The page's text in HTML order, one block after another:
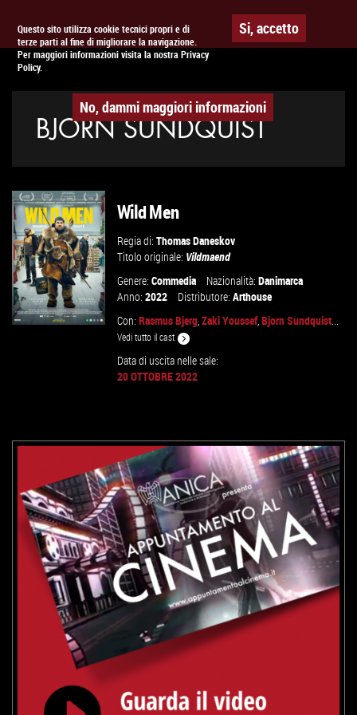
Questo sito utilizza cookie tecnici propri e di
terze parti al fine di migliorare la navigazione.
Per maggiori informazioni visita la nostra Privacy
Policy.
Si, accetto
No, dammi maggiori informazioni
APPUNTAMENTO AL CINEMA
BJORN SUNDQUIST
Wild Men
Regia di:Thomas Daneskov
Titolo originale: Vildmaend
Genere:Commedia Nazionalità:Danimarca
Anno:2022 Distributore:Arthouse
Con:Rasmus Bjerg,Zaki Youssef,Bjorn Sundquist...
Vedi tutto il cast
Data di uscita nelle sale:
20 OTTOBRE 2022